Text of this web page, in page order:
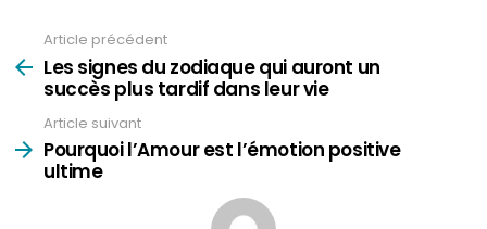
plus
Article précédent
Les signes du zodiaque qui auront un
succès plus tardif dans leur vie
Article suivant
Pourquoi l’Amour est l’émotion positive
ultime